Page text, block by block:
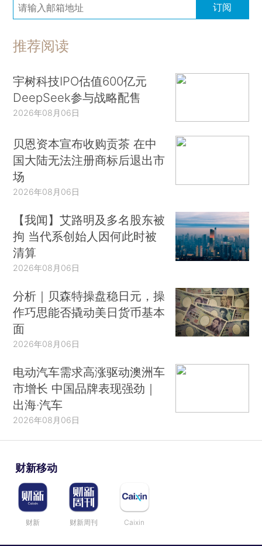
订阅
推荐阅读
宇树科技IPO估值600亿元
DeepSeek参与战略配售
2026年08月06日
贝恩资本宣布收购贡茶 在中
国大陆无法注册商标后退出市
场
2026年08月06日
【我闻】艾路明及多名股东被
拘 当代系创始人因何此时被
清算
2026年08月06日
分析｜贝森特操盘稳日元，操
作巧思能否撬动美日货币基本
面
2026年08月06日
电动汽车需求高涨驱动澳洲车
市增长 中国品牌表现强劲｜
出海·汽车
2026年08月06日
财新移动
财新 财新周刊 Caixin